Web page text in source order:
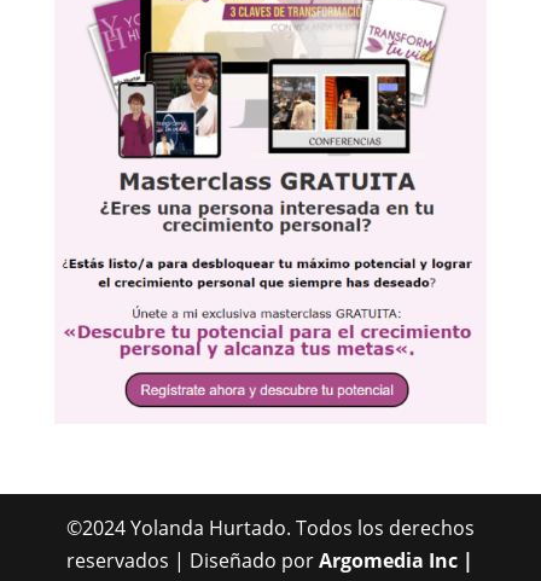
©2024 Yolanda Hurtado. Todos los derechos
reservados | Diseñado porArgomedia Inc |